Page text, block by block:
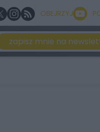
OBEJRZYJ
zapisz mnie na